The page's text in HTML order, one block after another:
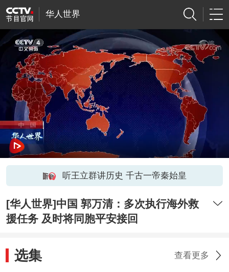
华人世界
听王立群讲历史 千古一帝秦始皇
[华人世界]中国 郭万清：多次执行海外救
援任务 及时将同胞平安接回
选集 查看更多